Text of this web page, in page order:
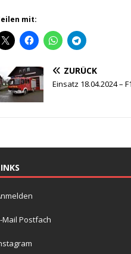
mit:
ZURÜCK
Einsatz 18.04.2024 –
Mail Postfach